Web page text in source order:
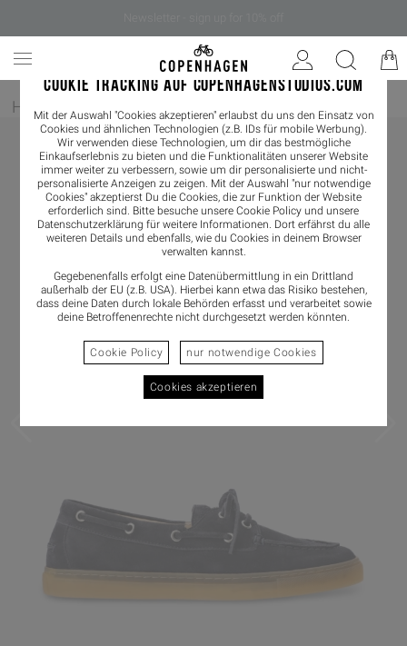
COOKIE TRACKING AUF COPENHAGENSTUDIOS.COM
Mit der Auswahl "Cookies akzeptieren" erlaubst du uns den Einsatz von
Cookies und ähnlichen Technologien (z.B. IDs für mobile Werbung).
Wir verwenden diese Technologien, um dir das bestmögliche
Einkaufserlebnis zu bieten und die Funktionalitäten unserer Website
immer weiter zu verbessern, sowie um dir personalisierte und nicht-
personalisierte Anzeigen zu zeigen. Mit der Auswahl "nur notwendige
Cookies" akzeptierst Du die Cookies, die zur Funktion der Website
erforderlich sind. Bitte besuche unsere Cookie Policy und unsere
Datenschutzerklärung für weitere Informationen. Dort erfährst du alle
weiteren Details und ebenfalls, wie du Cookies in deinem Browser
verwalten kannst.
Gegebenenfalls erfolgt eine Datenübermittlung in ein Drittland
außerhalb der EU (z.B. USA). Hierbei kann etwa das Risiko bestehen,
dass deine Daten durch lokale Behörden erfasst und verarbeitet sowie
deine Betroffenenrechte nicht durchgesetzt werden könnten.
Cookie Policy nur notwendige Cookies
Cookies akzeptieren
Home / Damen/ Loafer